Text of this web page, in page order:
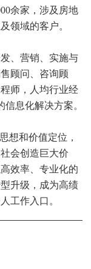
余家，涉及房地
领域的客户。
、营销、实施与
顾问、咨询顾
师，人均行业经
息化解决方案。
和价值定位，
会创造巨大价
效率、专业化的
升级，成为高绩
工作入口。